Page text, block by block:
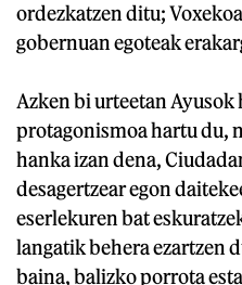
ordezkatzen ditu;
gobernuan egoteak
Azken bi urteetan
protagonismoa hartu du,
hanka izan dena,
desagertzear egon
eserlekuren bat
langatik behera ezartzen
baina, balizko porrota